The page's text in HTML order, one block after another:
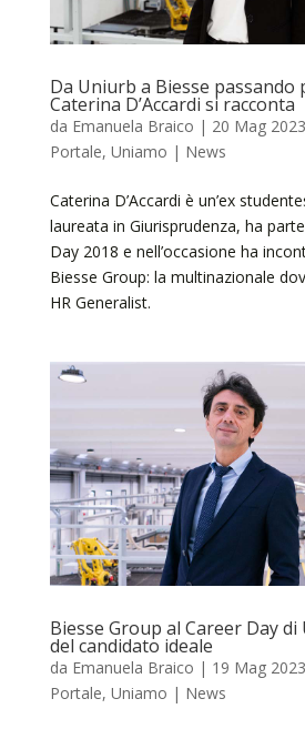
Da Uniurb a Biesse passando
Caterina D’Accardi si racconta
da Emanuela Braico | 20 Mag 2023
Portale, Uniamo | News
Caterina D’Accardi è un’ex
laureata in Giurisprudenza, ha
Day 2018 e nell’occasione ha
Biesse Group: la multinazionale
HR Generalist.
Biesse Group al Career Day
del candidato ideale
da Emanuela Braico | 19 Mag 2023
Portale, Uniamo | News